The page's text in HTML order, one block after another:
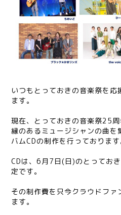
いつもとっておきの音楽祭を
ます。
現在、とっておきの音楽祭25
縁のあるミュージシャンの曲
バムCDの制作を行っております
CDは、6月7日(日)のとってお
定です。
その制作費を只今クラウドファ
ます。